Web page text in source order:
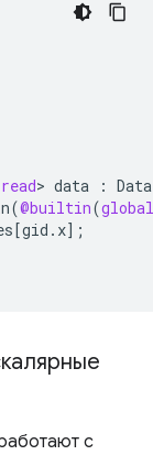
read> data : Data
(@builtin(
[gid . x];
с